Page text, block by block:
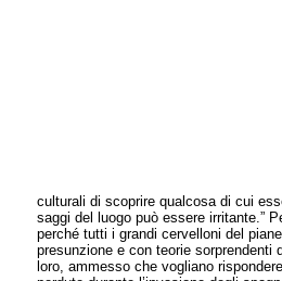
culturali di scoprire qualcosa di cui
saggi del luogo può essere irritante.”
perché tutti i grandi cervelloni del
presunzione e con teorie sorprendenti
loro, ammesso che vogliano